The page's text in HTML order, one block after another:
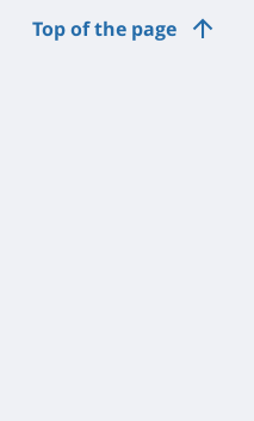
Top of the page